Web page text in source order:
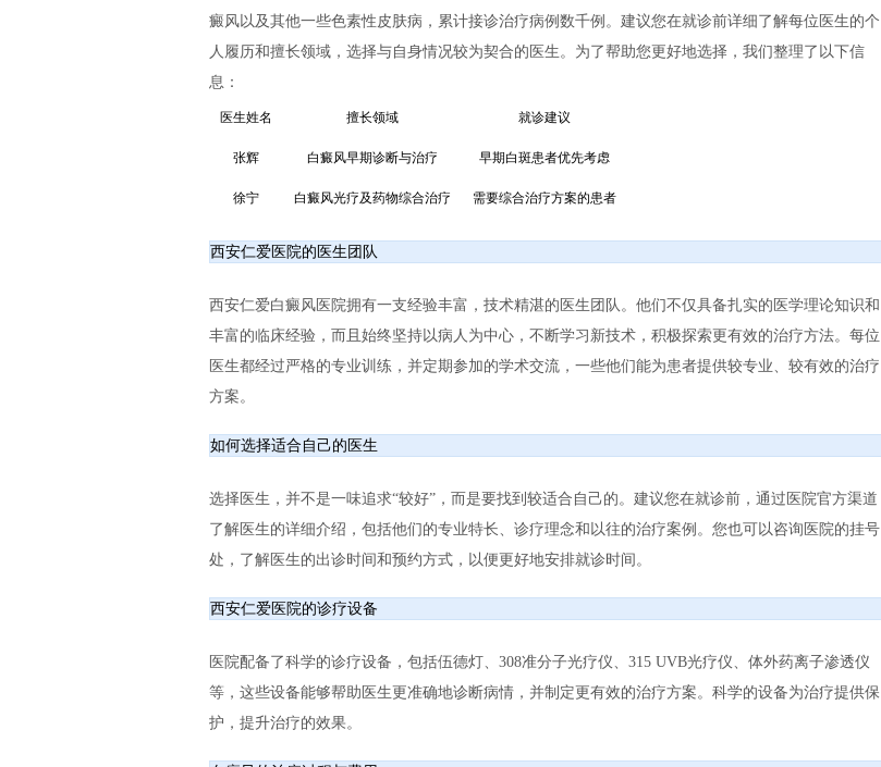
癜风以及其他一些色素性皮肤病，累计接诊治疗病例数千例。建议您在就诊前详细了解每位医生的个
人履历和擅长领域，选择与自身情况较为契合的医生。为了帮助您更好地选择，我们整理了以下信
息：
医生姓名 擅长领域 就诊建议
张辉 白癜风早期诊断与治疗 早期白斑患者优先考虑
徐宁 白癜风光疗及药物综合治疗 需要综合治疗方案的患者
西安仁爱医院的医生团队
西安仁爱白癜风医院拥有一支经验丰富，技术精湛的医生团队。他们不仅具备扎实的医学理论知识和
丰富的临床经验，而且始终坚持以病人为中心，不断学习新技术，积极探索更有效的治疗方法。每位
医生都经过严格的专业训练，并定期参加的学术交流，一些他们能为患者提供较专业、较有效的治疗
方案。
如何选择适合自己的医生
选择医生，并不是一味追求“较好”，而是要找到较适合自己的。建议您在就诊前，通过医院官方渠道
了解医生的详细介绍，包括他们的专业特长、诊疗理念和以往的治疗案例。您也可以咨询医院的挂号
处，了解医生的出诊时间和预约方式，以便更好地安排就诊时间。
西安仁爱医院的诊疗设备
医院配备了科学的诊疗设备，包括伍德灯、308准分子光疗仪、315 UVB光疗仪、体外药离子渗透仪
等，这些设备能够帮助医生更准确地诊断病情，并制定更有效的治疗方案。科学的设备为治疗提供保
护，提升治疗的效果。